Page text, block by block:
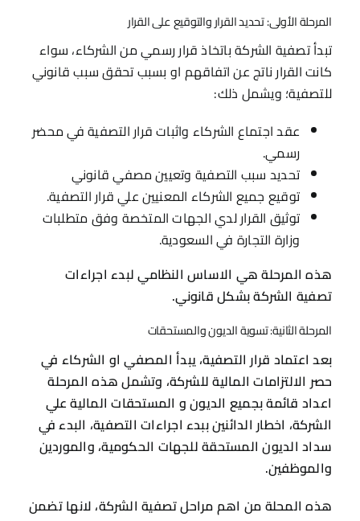
المرحلة الأولى: تحديد القرار والتوقيع على القرار
تبدأ تصفية الشركة باتخاذ قرار رسمي من الشركاء، سواء
كانت القرار ناتج عن اتفاقهم او بسبب تحقق سبب قانوني
للتصفية؛ ويشمل ذلك:
عقد اجتماع الشركاء واثبات قرار التصفية في محضر
رسمي.
تحديد سبب التصفية وتعيين مصفي قانوني
توقيع جميع الشركاء المعنيين علي قرار التصفية.
توثيق القرار لدي الجهات المتخصة وفق متطلبات
وزارة التجارة في السعودية.
هذه المرحلة هي الاساس النظامي لبدء اجراءات
تصفية الشركة بشكل قانوني.
المرحلة الثانية: تسوية الديون والمستحقات
بعد اعتماد قرار التصفية، يبدأ المصفي او الشركاء في
حصر الالتزامات المالية للشركة، وتشمل هذه المرحلة
اعداد قائمة بجميع الديون و المستحقات المالية علي
الشركة، اخطار الدائنين ببدء اجراءات التصفية، البدء في
سداد الديون المستحقة للجهات الحكومية، والموردين
والموظفين.
هذه المحلة من اهم مراحل تصفية الشركة، لانها تضمن